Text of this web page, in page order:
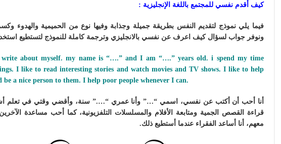
كيف أقدم نفسي للمجتمع باللغة الإنجليزية :
فيما يلي نموذج لتقديم النفس بطريقة جميلة وجذابة وفيها نوع من الحميمية والهدوء
ونوفر جواب لسؤال كيف اعرف عن نفسي بالانجليزي وترجمة كاملة للنموذج لتستطيع
about myself. my name is “….” and I am “….” years old. i spend my time
I like to read interesting stories and watch movies and TV shows. I like to help
be a nice person to them. I help poor people whenever I can.
أنا أحب أن أكتب عن نفسي، اسمي “…” وأنا عمري “….” سنة، وأقضي وقتي في تعلم
قراءة القصص الجمية ومتابعة الأفلام والمسلسلات التلفزيونية، كما أحب مساعدة
معهم، أنا أساعد الفقراء عندما أستطيع ذلك.